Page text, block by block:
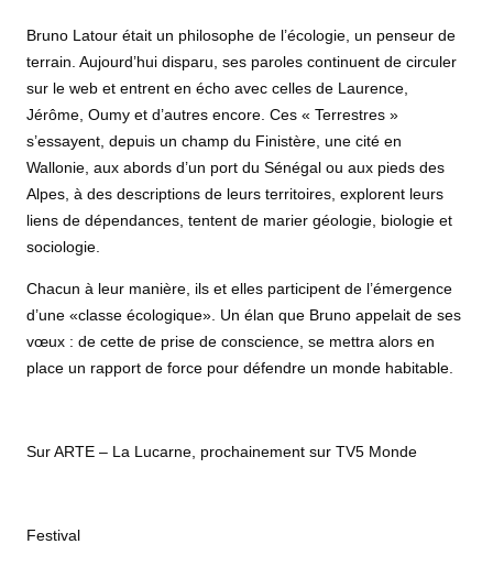
Bruno Latour était un philosophe de l’écologie, un penseur de
terrain. Aujourd’hui disparu, ses paroles continuent de circuler
sur le web et entrent en écho avec celles de Laurence,
Jérôme, Oumy et d’autres encore. Ces « Terrestres »
s’essayent, depuis un champ du Finistère, une cité en
Wallonie, aux abords d’un port du Sénégal ou aux pieds des
Alpes, à des descriptions de leurs territoires, explorent leurs
liens de dépendances, tentent de marier géologie, biologie et
sociologie.
Chacun à leur manière, ils et elles participent de l’émergence
d’une «classe écologique». Un élan que Bruno appelait de ses
vœux : de cette de prise de conscience, se mettra alors en
place un rapport de force pour défendre un monde habitable.
Sur ARTE – La Lucarne, prochainement sur TV5 Monde
Festival